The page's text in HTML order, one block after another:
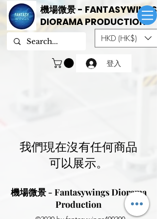
機場微景 - FANTASYWINGS
DIORAMA PRODUCTION
HKD (HK$)
登入
我們現在沒有任何商品
可以展示。
機場微景 - Fantasywings Diorama
Production